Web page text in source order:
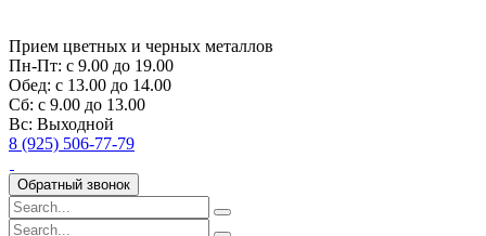
Прием цветных и черных металлов
Пн-Пт: с 9.00 до 19.00
Обед: с 13.00 до 14.00
Сб: с 9.00 до 13.00
Вс: Выходной
8 (925) 506-77-79
Обратный звонок